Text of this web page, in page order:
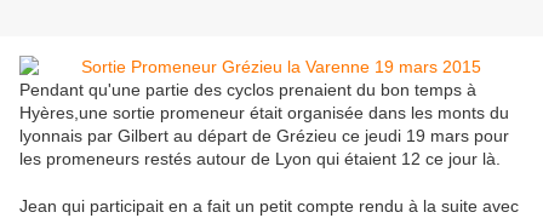
Pendant qu'une partie des cyclos prenaient du bon temps à
Hyères,une sortie promeneur était organisée dans les monts du
lyonnais par Gilbert au départ de Grézieu ce jeudi 19 mars pour
les promeneurs restés autour de Lyon qui étaient 12 ce jour là.
Jean qui participait en a fait un petit compte rendu à la suite avec